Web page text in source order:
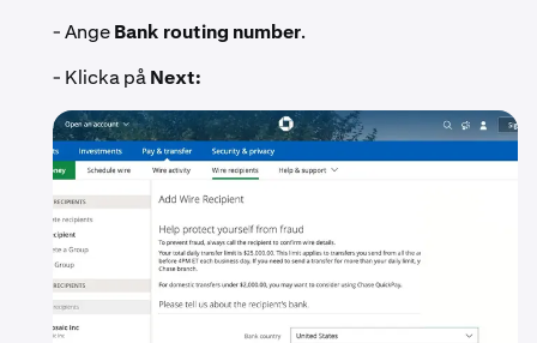
- AngeBank routing number.
- Klicka påNext: